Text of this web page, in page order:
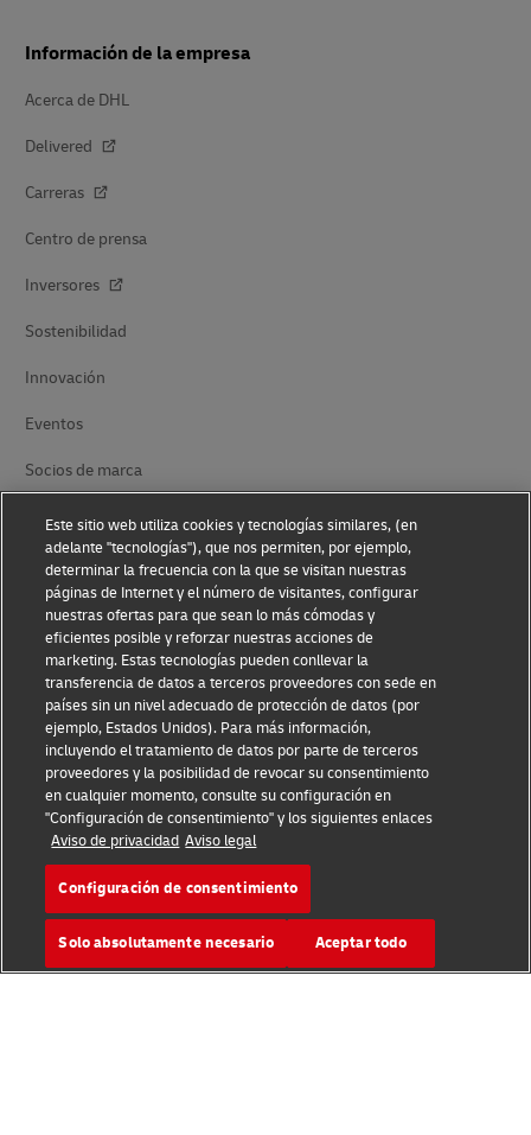
Información de la empresa
Acerca de DHL
Delivered
Carreras
Centro de prensa
Inversores
Sostenibilidad
Innovación
Eventos
Socios de marca
Conocimiento sobre fraudes
Aviso legal
Condiciones de uso
Aviso de privacidad
Información adicional
Ajustes de cookies
Síganos
Este sitio web utiliza cookies y tecnologías similares, (en
adelante "tecnologías"), que nos permiten, por ejemplo,
determinar la frecuencia con la que se visitan nuestras
páginas de Internet y el número de visitantes, configurar
nuestras ofertas para que sean lo más cómodas y
eficientes posible y reforzar nuestras acciones de
marketing. Estas tecnologías pueden conllevar la
transferencia de datos a terceros proveedores con sede en
países sin un nivel adecuado de protección de datos (por
ejemplo, Estados Unidos). Para más información,
incluyendo el tratamiento de datos por parte de terceros
proveedores y la posibilidad de revocar su consentimiento
en cualquier momento, consulte su configuración en
"Configuración de consentimiento" y los siguientes enlaces
Aviso de privacidad Aviso legal
Configuración de consentimiento
Solo absolutamente necesario Aceptar todo